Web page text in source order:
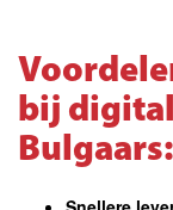
bij
Bulgaars: